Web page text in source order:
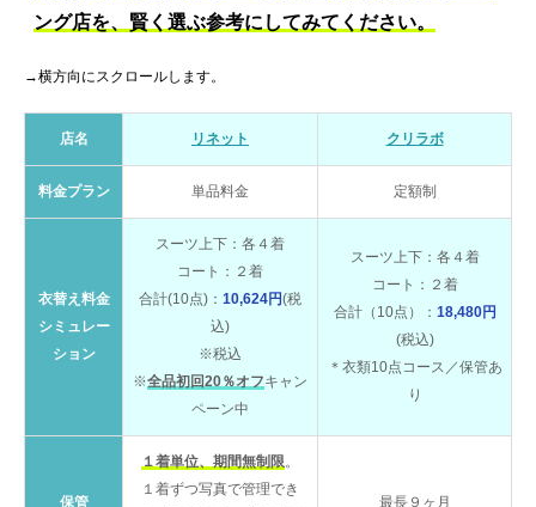
ング店を、賢く選ぶ参考にしてみてください。
→横方向にスクロールします。
店名 リネット クリラボ
料金プラン 単品料金 定額制
衣替え料金
シミュレー
ション
スーツ上下：各４着
コート：２着
合計(10点)： 10,624円(税
込)
※税込
※全品初回20％オフキャン
ペーン中
スーツ上下：各４着
コート：２着
合計（10点）： 18,480円
(税込)
＊衣類10点コース／保管あ
り
保管
１着単位、期間無制限 。
１着ずつ写真で管理でき
最長９ヶ月